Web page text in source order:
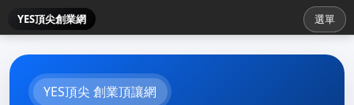
YES頂尖創業網 選單
YES頂尖 創業頂讓網